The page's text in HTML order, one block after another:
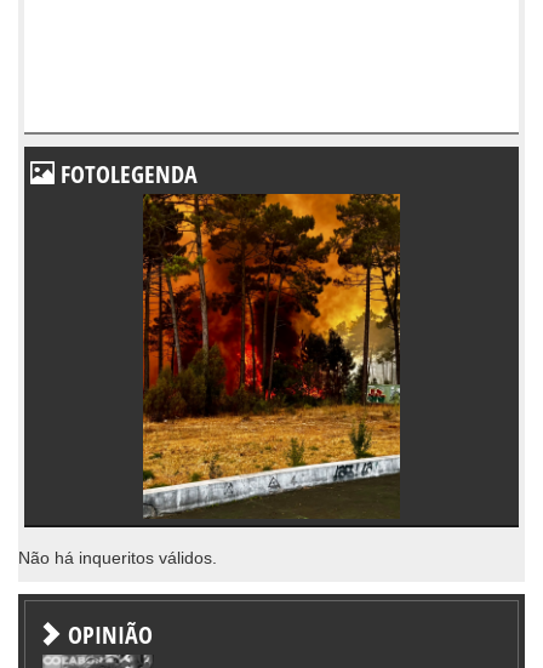
FOTOLEGENDA
Não há inqueritos válidos.
OPINIÃO